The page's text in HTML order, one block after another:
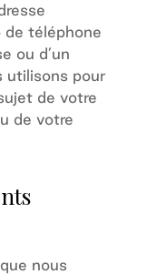
de téléphone
ou d’un
utilisons pour
de votre
de votre
nous